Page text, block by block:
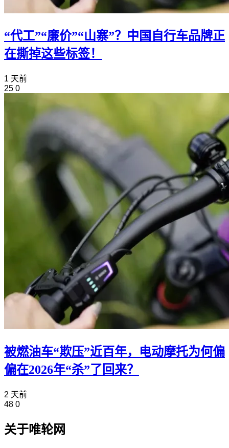
“代工”“廉价”“山寨”？中国自行车品牌正
在撕掉这些标签！
1 天前
25 0
被燃油车“欺压”近百年，电动摩托为何偏
偏在2026年“杀”了回来？
2 天前
48 0
关于唯轮网